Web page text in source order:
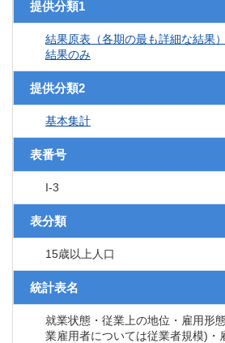
提供分類1
結果原表（各期の最も詳細な結果
結果のみ
提供分類2
基本集計
表番号
I-3
表分類
15歳以上人口
統計表名
就業状態・従業上の地位・雇用形
業雇用者については従業者規模)・